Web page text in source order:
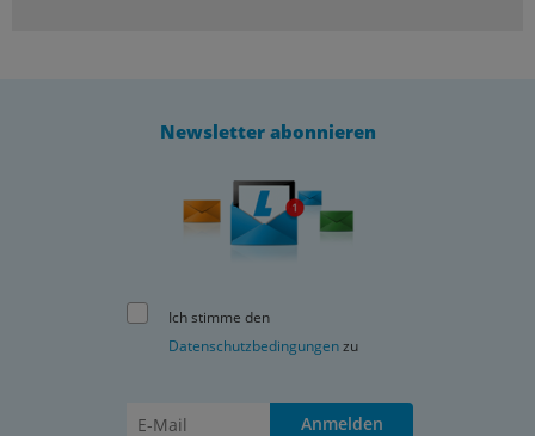
Newsletter abonnieren
Ich stimme den
Datenschutzbedingungenzu
Anmelden